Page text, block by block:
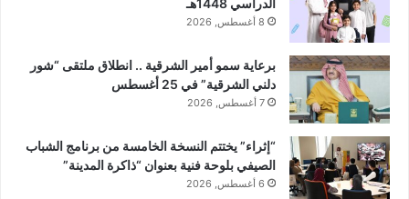
8 أغسطس, 2026
برعاية سمو أمير الشرقية .. انطلاق ملتقى “شور
دلني الشرقية” في 25 أغسطس
7 أغسطس, 2026
“إثراء” يختتم النسخة الخامسة من برنامج الشباب
الصيفي بلوحة فنية بعنوان “ذاكرة المدينة”
6 أغسطس, 2026